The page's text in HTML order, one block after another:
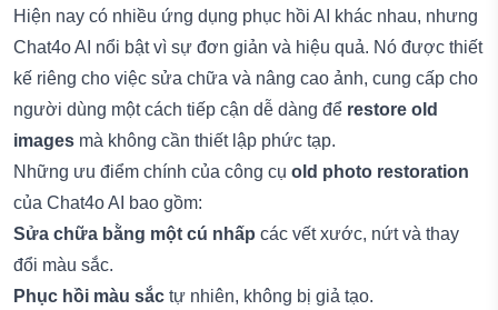
Hiện nay có nhiều ứng dụng phục hồi AI khác nhau, nhưng
Chat4o AI nổi bật vì sự đơn giản và hiệu quả. Nó được thiết
kế riêng cho việc sửa chữa và nâng cao ảnh, cung cấp cho
người dùng một cách tiếp cận dễ dàng để restore old
images mà không cần thiết lập phức tạp.
Những ưu điểm chính của công cụ old photo restoration
của Chat4o AI bao gồm:
Sửa chữa bằng một cú nhấp các vết xước, nứt và thay
đổi màu sắc.
Phục hồi màu sắc tự nhiên, không bị giả tạo.